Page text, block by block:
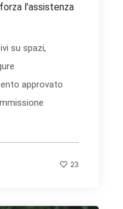
l’assistenza
su spazi,
approvato
23